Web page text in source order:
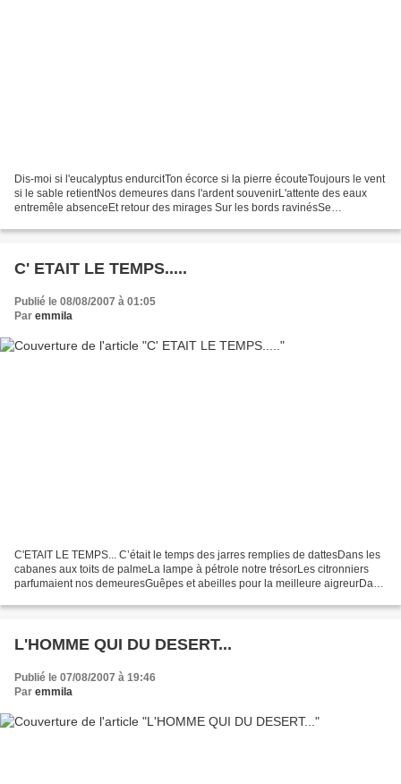
Dis-moi si l'eucalyptus endurcitTon écorce si la pierre écouteToujours le vent
si le sable retientNos demeures dans l'ardent souvenirL'attente des eaux
entremêle absenceEt retour des mirages Sur les bords ravinésSe
C' ETAIT LE TEMPS.....
Publié le 08/08/2007 à 01:05
Par emmila
C'ETAIT LE TEMPS... C’était le temps des jarres remplies de dattesDans les
cabanes aux toits de palmeLa lampe à pétrole notre trésorLes citronniers
parfumaient nos demeuresGuêpes et abeilles pour la meilleure aigreurDans
L'HOMME QUI DU DESERT...
Publié le 07/08/2007 à 19:46
Par emmila